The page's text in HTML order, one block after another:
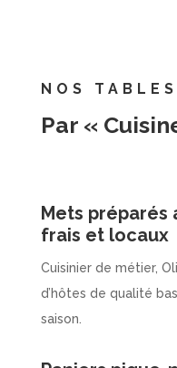
NOS
Par «
Mets préparés
frais et locaux
Cuisinier de métier,
d’hôtes de qualité
saison.